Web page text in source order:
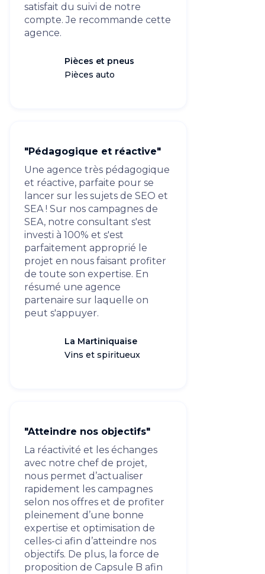
satisfait du suivi de notre
compte. Je recommande cette
agence.
Pièces et pneus
Pièces auto
"Pédagogique et réactive"
Une agence très pédagogique
et réactive, parfaite pour se
lancer sur les sujets de SEO et
SEA ! Sur nos campagnes de
SEA, notre consultant s'est
investi à 100% et s'est
parfaitement approprié le
projet en nous faisant profiter
de toute son expertise. En
résumé une agence
partenaire sur laquelle on
peut s'appuyer.
La Martiniquaise
Vins et spiritueux
"Atteindre nos objectifs"
La réactivité et les échanges
avec notre chef de projet,
nous permet d’actualiser
rapidement les campagnes
selon nos offres et de profiter
pleinement d’une bonne
expertise et optimisation de
celles-ci afin d’atteindre nos
objectifs. De plus, la force de
proposition de Capsule B afin